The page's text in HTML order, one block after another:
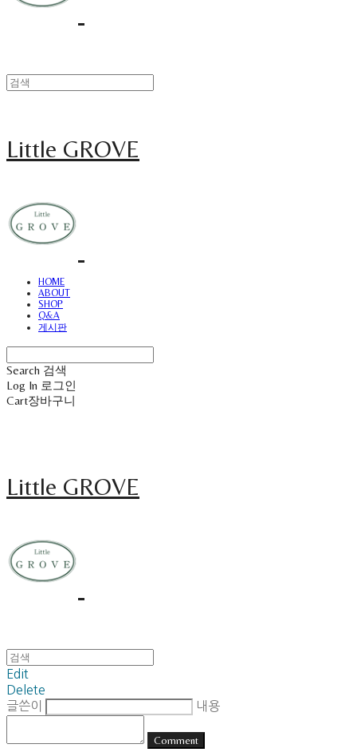
Little GROVE
HOME
ABOUT
SHOP
Q&A
게시판
Search 검색
Log In 로그인
Cart장바구니
Little GROVE
Edit
Delete
글쓴이
내용
Comment